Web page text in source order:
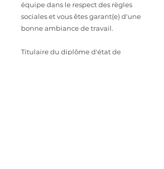
équipe dans le respect des règles
sociales et vous êtes garant(e) d'une
bonne ambiance de travail.
Titulaire du diplôme d'état de